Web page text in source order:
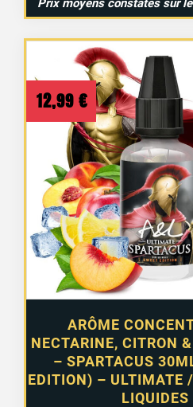
Prix moyens constatés sur
ARÔME
NECTARINE, CITRON
– SPARTACUS
EDITION) – ULTIMATE
LIQUIDES
12,99 €